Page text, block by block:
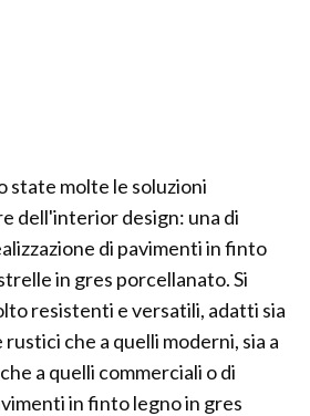
state molte le soluzioni
dell'interior design: una di
di pavimenti in finto
in gres porcellanato. Si
resistenti e versatili, adatti sia
che a quelli moderni, sia a
a quelli commerciali o di
in finto legno in gres